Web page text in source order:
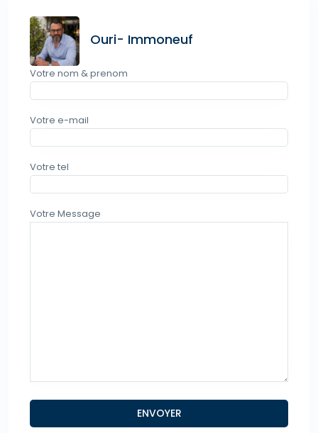
Ouri- Immoneuf
Votre nom & prenom
Votre e-mail
Votre tel
Votre Message